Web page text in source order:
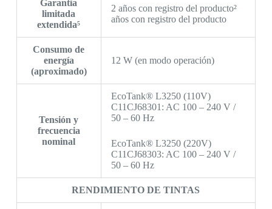
Garantía
limitada
extendida⁵
2 años con registro del producto²
años con registro del producto
Consumo de
energía
(aproximado)
12 W (en modo operación)
Tensión y
frecuencia
nominal
EcoTank® L3250 (110V)
C11CJ68301: AC 100 – 240 V /
50 – 60 Hz
EcoTank® L3250 (220V)
C11CJ68303: AC 100 – 240 V /
50 – 60 Hz
RENDIMIENTO DE TINTAS